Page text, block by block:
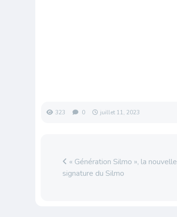
323 0 juillet 11, 2023
« Génération Silmo », la nouvelle
signature du Silmo